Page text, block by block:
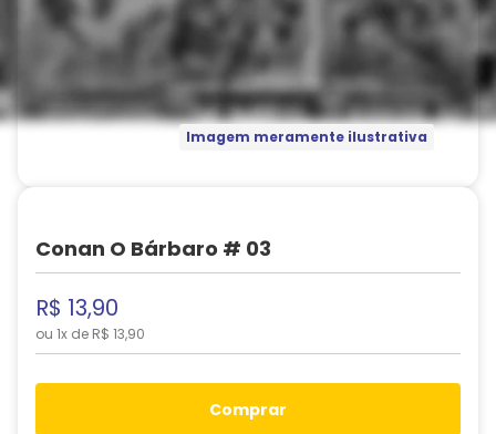
Imagem meramente ilustrativa
Conan O Bárbaro # 03
R$ 13,90
ou 1x de R$ 13,90
comprar